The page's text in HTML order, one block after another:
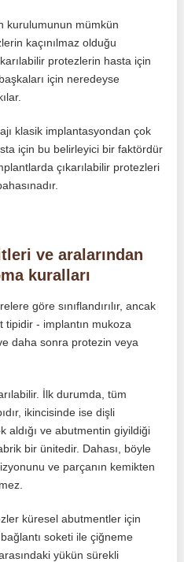
kurulumunun mümkün
kaçınılmaz olduğu
protezlerin hasta için
için neredeyse
klasik implantasyondan çok
için bu belirleyici bir faktördür
çıkarılabilir protezleri
ve aralarından
kuralları
göre sınıflandırılır, ancak
tipidir - implantın mukoza
daha sonra protezin veya
İlk durumda, tüm
ikincisinde ise dişli
aldığı ve abutmentin giyildiği
bir ünitedir. Dahası, böyle
ve parçanın kemikten
küresel abutmentler için
soketi ile çiğneme
yükün sürekli